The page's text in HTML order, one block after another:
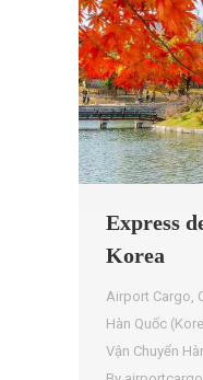
Express
Korea
Airport Cargo,
Hàn Quốc
Vận Chuyển